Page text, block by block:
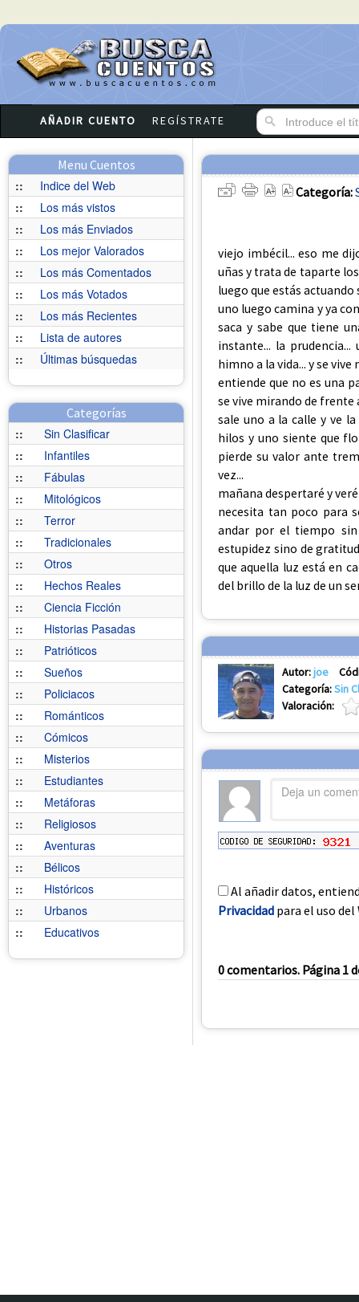
AÑADIR CUENTO REGÍSTRATE
Menu Cuentos
::
Indice del Web
::
Los más vistos
::
Los más Enviados
::
Los mejor Valorados
::
Los más Comentados
::
Los más Votados
::
Los más Recientes
::
Lista de autores
::
Últimas búsquedas
Categorías
::
Sin Clasificar
::
Infantiles
::
Fábulas
::
Mitológicos
::
Terror
::
Tradicionales
::
Otros
::
Hechos Reales
::
Ciencia Ficción
::
Historias Pasadas
::
Patrióticos
::
Sueños
::
Policiacos
::
Románticos
::
Cómicos
::
Misterios
::
Estudiantes
::
Metáforas
::
Religiosos
::
Aventuras
::
Bélicos
::
Históricos
::
Urbanos
::
Educativos
Categoría:
viejo imbécil... eso me
uñas y trata de taparte
luego que estás
uno luego camina y ya
saca y sabe que tiene
instante... la
himno a la vida... y se vive
entiende que no es una
se vive mirando de frente
sale uno a la calle y ve
hilos y uno siente que
pierde su valor ante
vez...
mañana despertaré y
necesita tan poco para
andar por el tiempo
estupidez sino de
que aquella luz está en
del brillo de la luz de un
Autor:joe
Categoría:Sin
Valoración:
Al añadir datos,
Privacidad para el uso del
0 comentarios. Página 1